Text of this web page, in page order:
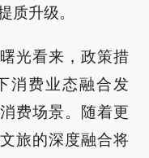
质升级。
光看来，政策措
消费业态融合发
费场景。随着更
旅的深度融合将